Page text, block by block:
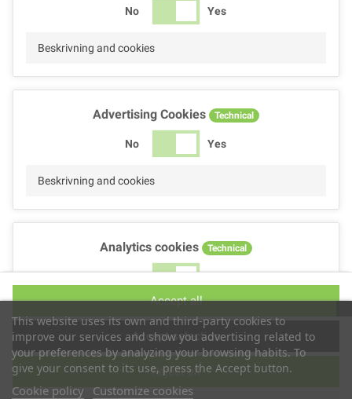
This website uses its own and third-party cookies to
improve our services and show you advertising related to
your preferences by analyzing your browsing habits. To
give your consent to its use, press the Accept button.
Cookie policy Customize cookies
No Yes
Beskrivning and cookies
Advertising Cookies Technical
No Yes
Beskrivning and cookies
Analytics cookies Technical
No Yes
Performance cookies
Reject all
Accept selection
Accept all